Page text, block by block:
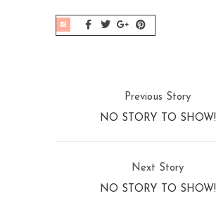
Previous Story
NO STORY TO SHOW!
Next Story
NO STORY TO SHOW!